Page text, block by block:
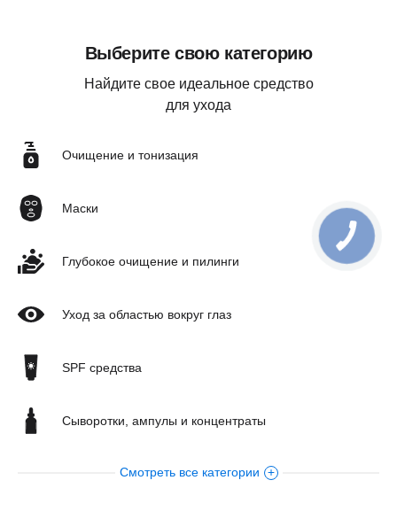
Выберите свою категорию
Найдите свое идеальное средство
для ухода
Очищение и тонизация
Маски
Глубокое очищение и пилинги
Уход за областью вокруг глаз
SPF средства
Сыворотки, ампулы и концентраты
Уход за кожей телаСмотреть все категории